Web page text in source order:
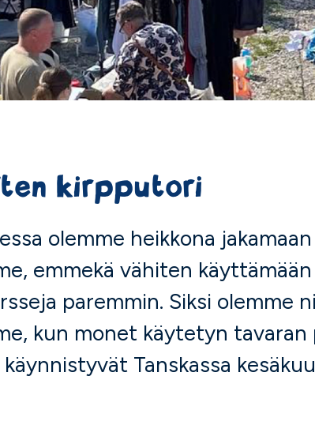
kirpputori
olemme heikkona
emmekä vähiten käyttämään
paremmin. Siksi olemme
kun monet käytetyn
Tanskassa